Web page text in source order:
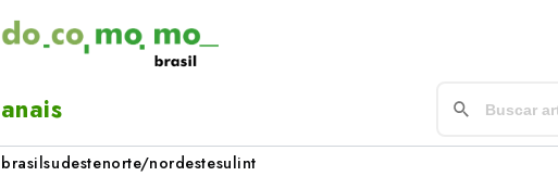
anais
brasilsudestenorte/nordestesulint